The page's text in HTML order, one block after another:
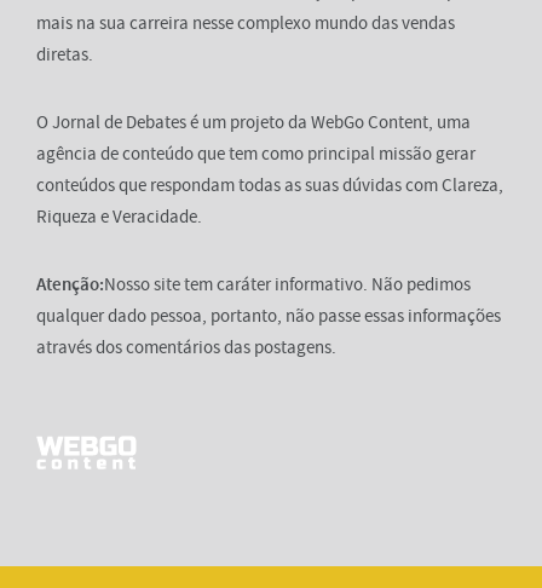
mais na sua carreira nesse complexo mundo das vendas
diretas.
O Jornal de Debates é um projeto da WebGo Content, uma
agência de conteúdo que tem como principal missão gerar
conteúdos que respondam todas as suas dúvidas com Clareza,
Riqueza e Veracidade.
Atenção:Nosso site tem caráter informativo. Não pedimos
qualquer dado pessoa, portanto, não passe essas informações
através dos comentários das postagens.